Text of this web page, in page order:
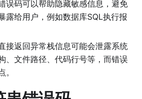
误码可以帮助隐藏敏感信息，避免
露给用户，例如数据库SQL执行报
接返回异常栈信息可能会泄露系统
、文件路径、代码行号等，而错误